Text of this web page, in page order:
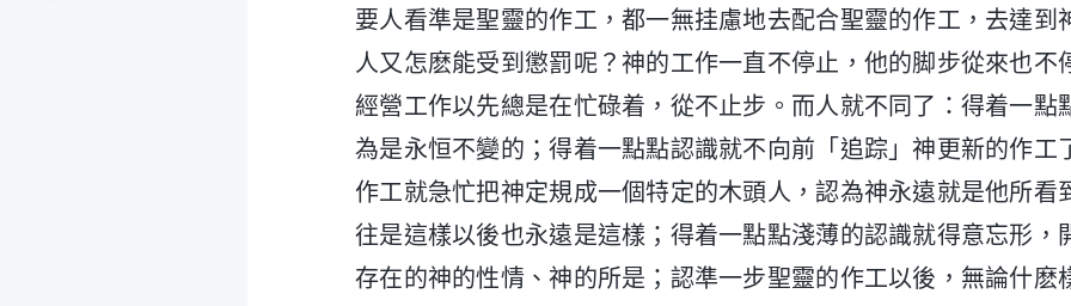
要人看準是聖靈的作工，都一無挂慮地去配合聖靈的作工，去達到
人又怎麽能受到懲罰呢？神的工作一直不停止，他的脚步從來也不
經營工作以先總是在忙碌着，從不止步。而人就不同了：得着一點
為是永恒不變的；得着一點點認識就不向前「追踪」神更新的作工
作工就急忙把神定規成一個特定的木頭人，認為神永遠就是他所看
往是這樣以後也永遠是這樣；得着一點點淺薄的認識就得意忘形，
存在的神的性情、神的所是；認準一步聖靈的作工以後，無論什麽